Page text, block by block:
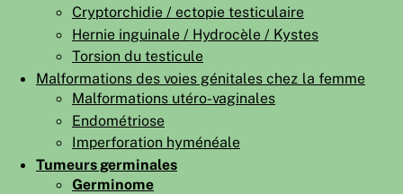
ORGANOGÉNÈSE
ATLAS
RECHERCHER
Cryptorchidie / ectopie testiculaire
Hernie inguinale / Hydrocèle / Kystes
Torsion du testicule
Malformations des voies génitales chez la femme
Malformations utéro-vaginales
Endométriose
Imperforation hyménéale
Tumeurs germinales
Germinome